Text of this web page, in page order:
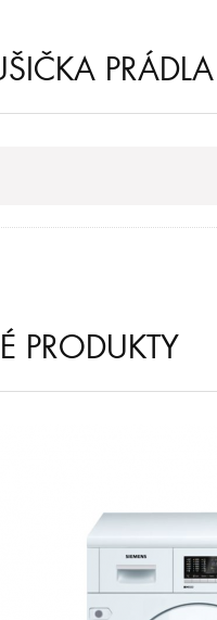
PRODUKTY